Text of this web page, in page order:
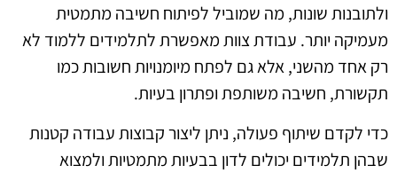
ולתובנות שונות, מה שמוביל לפיתוח חשיבה מתמטית
מעמיקה יותר. עבודת צוות מאפשרת לתלמידים ללמוד לא
רק אחד מהשני, אלא גם לפתח מיומנויות חשובות כמו
תקשורת, חשיבה משותפת ופתרון בעיות.
כדי לקדם שיתוף פעולה, ניתן ליצור קבוצות עבודה קטנות
שבהן תלמידים יכולים לדון בבעיות מתמטיות ולמצוא